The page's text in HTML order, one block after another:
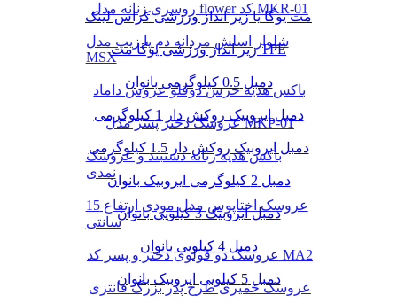
روسری زنانه مدل flower کد MKR-01
شلوار اسلش مردانه دم پا زیپ مدل
MSX
باکس هدیه خرس دوقلو عروس داماد
عروسک دختر پسر مدل MKP-01
باکس هدیه زنانه دستبند و عروسک
نمدی
عروسک اختاپوس مدل مودی ارتفاع 15
سانتی
عروسک دو قولوی دختر و پسر کد MA2
عروسک خمیری طرح پدر بزرگ فانتزی
مت یوگا یا زیر انداز ورزشی کراس لینک
زیر انداز ورزشی یوگا مت TPE
دمبل 0.5 کیلوگرمی بانوان
دمبل ایروبیک روکش‌ دار 1 کیلوگرمی
دمبل ایروبیک روکش‌ دار 1.5 کیلوگرمی
دمبل 2 کیلوگرمی ایروبیک بانوان
دمبل ایروبیک 3 کیلویی بانوان
دمبل 4 کیلویی بانوان
دمبل 5 کیلویی ایروبیک بانوان